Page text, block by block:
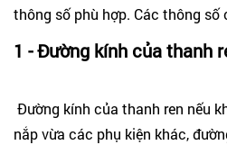
thông số phù hợp. Các thông số
1 - Đường kính của thanh
Đường kính của thanh ren nếu
nắp vừa các phụ kiện khác,